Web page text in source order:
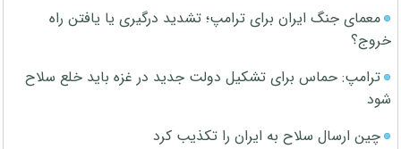
معمای جنگ ایران برای ترامپ؛ تشدید درگیری یا یافتن راه
خروج؟
ترامپ: حماس برای تشکیل دولت جدید در غزه باید خلع سلاح
شود
چین ارسال سلاح به ایران را تکذیب کرد